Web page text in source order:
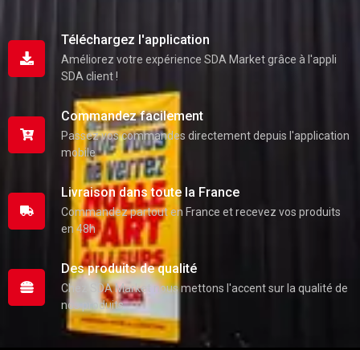
Téléchargez l'application
Améliorez votre expérience SDA Market grâce à l'appli
SDA client !
Commandez facilement
Passez vos commandes directement depuis l'application
mobile
Livraison dans toute la France
Commandez partout en France et recevez vos produits
en 48h
Des produits de qualité
Chez SDA Market nous mettons l'accent sur la qualité de
nos produits